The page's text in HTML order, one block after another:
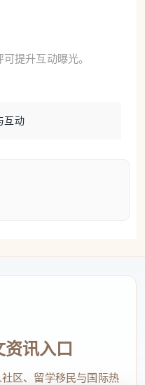
款信息，受益人可以
银行账户信息是否更
提升互动曝光。
互动
讯入口
区、留学移民与国际热